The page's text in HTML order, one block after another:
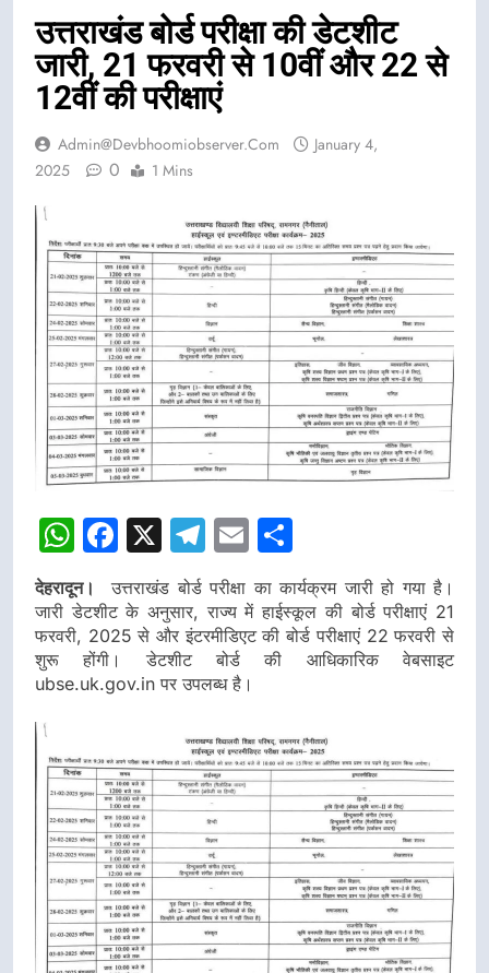
उत्तराखंड बोर्ड परीक्षा की डेटशीट
जारी, 21 फरवरी से 10वीं और 22 से
12वीं की परीक्षाएं
Admin@devbhoomiobserver.com
January 4,
2025
0 1 Mins
WhatsApp
Facebook
X Telegram
Email
देहरादून।
उत्तराखंड बोर्ड परीक्षा का कार्यक्रम जारी हो गया है।
जारी डेटशीट के अनुसार, राज्य में हाईस्कूल की बोर्ड परीक्षाएं 21
फरवरी, 2025 से और इंटरमीडिएट की बोर्ड परीक्षाएं 22 फरवरी से
शुरू होंगी। डेटशीट बोर्ड की आधिकारिक वेबसाइट
ubse.uk.gov.in पर उपलब्ध है।